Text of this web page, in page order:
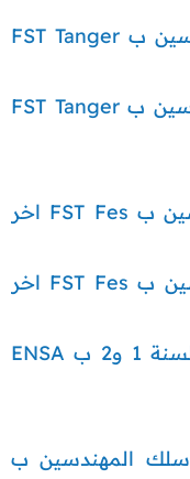
مباراة السنة 1 سلك المهندسين ب FST Tanger
مباراة السنة 2 سلك المهندسين ب FST Tanger
مباراة سنة 2 سلك المهندسين ب FST Fes اخر
مباراة سنة 1 سلك المهندسين ب FST Fes اخر
نتائج نهائية مباريات ولوج السنة 1 و2 ب ENSA
نتائج نهائية مباراة سنة 1 سلك المهندسين ب